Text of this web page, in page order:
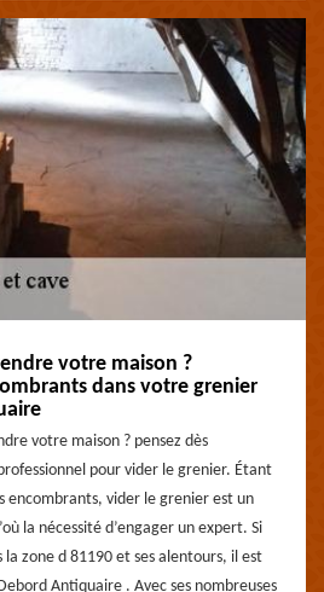
votre maison ?
dans votre grenier
votre maison ? pensez dès
pour vider le grenier. Étant
encombrants, vider le grenier est un
la nécessité d’engager un expert. Si
zone d 81190 et ses alentours, il est
Antiquaire . Avec ses nombreuses